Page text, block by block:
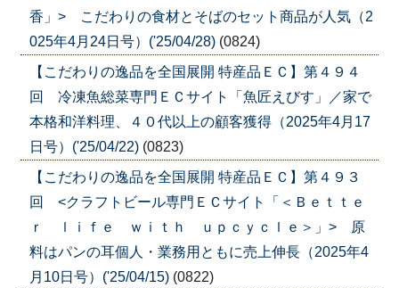
香」> こだわりの食材とそばのセット商品が人気（2
025年4月24日号）('25/04/28) (0824)
【こだわりの逸品を全国展開 特産品ＥＣ】第４９４
回 冷凍魚総菜専門ＥＣサイト「魚匠えびす」／家で
本格和洋料理、４０代以上の顧客獲得（2025年4月17
日号）('25/04/22) (0823)
【こだわりの逸品を全国展開 特産品ＥＣ】第４９３
回 <クラフトビール専門ＥＣサイト「＜Ｂｅｔｔｅ
ｒ ｌｉｆｅ ｗｉｔｈ ｕｐｃｙｃｌｅ＞」> 原
料はパンの耳個人・業務用ともに売上伸長（2025年4
月10日号）('25/04/15) (0822)